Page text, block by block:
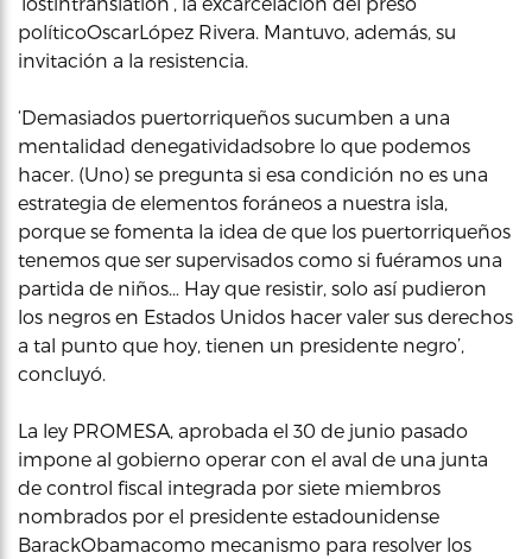
políticoOscarLópez Rivera. Mantuvo, además, su
invitación a la resistencia.
‘Demasiados puertorriqueños sucumben a una
mentalidad denegatividadsobre lo que podemos
hacer. (Uno) se pregunta si esa condición no es una
estrategia de elementos foráneos a nuestra isla,
porque se fomenta la idea de que los puertorriqueños
tenemos que ser supervisados como si fuéramos una
partida de niños… Hay que resistir, solo así pudieron
los negros en Estados Unidos hacer valer sus derechos
a tal punto que hoy, tienen un presidente negro’,
concluyó.
La ley PROMESA, aprobada el 30 de junio pasado
impone al gobierno operar con el aval de una junta
de control fiscal integrada por siete miembros
nombrados por el presidente estadounidense
BarackObamacomo mecanismo para resolver los